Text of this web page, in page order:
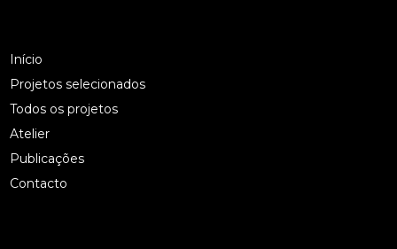
Início
Projetos selecionados
Todos os projetos
Atelier
Publicações
Contacto